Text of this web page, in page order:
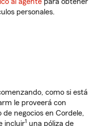
personales.
como si está
le proveerá con
negocios en Cordele,
incluir1 una póliza de